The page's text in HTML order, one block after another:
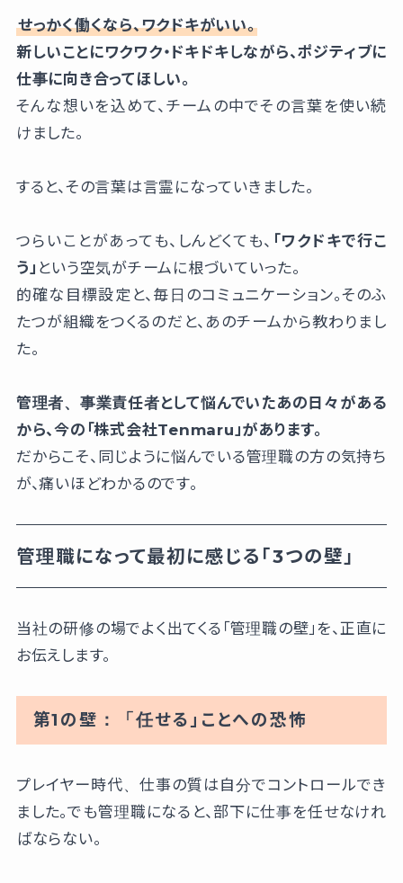
せっかく働くなら、ワクドキがいい。
新しいことにワクワク・ドキドキしながら、ポジティブに
仕事に向き合ってほしい。
そんな想いを込めて、チームの中でその言葉を使い続
けました。
すると、その言葉は言霊になっていきました。
つらいことがあっても、しんどくても、 「ワクドキで行こ
う」 という空気がチームに根づいていった。
的確な目標設定と、毎日のコミュニケーション。そのふ
たつが組織をつくるのだと、あのチームから教わりまし
た。
管理者、事業責任者として悩んでいたあの日々がある
から、今の「株式会社Tenmaru」があります。
だからこそ、同じように悩んでいる管理職の方の気持ち
が、痛いほどわかるのです。
管理職になって最初に感じる「3つの壁」
当社の研修の場でよく出てくる「管理職の壁」を、正直に
お伝えします。
第1の壁：「任せる」ことへの恐怖
プレイヤー時代、仕事の質は自分でコントロールでき
ました。でも管理職になると、部下に仕事を任せなけれ
ばならない。